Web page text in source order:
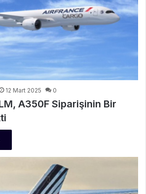
12 Mart 2025 0
A350F Siparişinin Bir